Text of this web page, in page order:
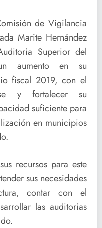
de Vigilancia
Marite Hernández
Superior del
aumento en su
fiscal 2019, con el
y fortalecer su
suficiente para
en municipios
recursos para este
sus necesidades
contar con el
las auditorias